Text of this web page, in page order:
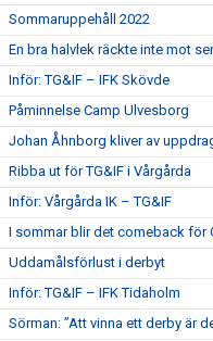
Sommaruppehåll 2022
En bra halvlek räckte inte mot
Inför: TG&IF – IFK Skövde
Påminnelse Camp Ulvesborg
Johan Åhnborg kliver av
Ribba ut för TG&IF i Vårgårda
Inför: Vårgårda IK – TG&IF
I sommar blir det comeback för
Uddamålsförlust i derbyt
Inför: TG&IF – IFK Tidaholm
Sörman: ”Att vinna ett derby är